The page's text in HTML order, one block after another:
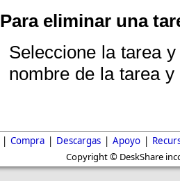
Para eliminar una
Seleccione la tarea
nombre de la tarea
| Compra | Descargas | Apoyo |
Copyright © DeskShare